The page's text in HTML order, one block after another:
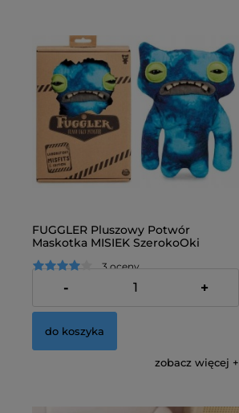
FUGGLER Pluszowy Potwór
Maskotka MISIEK SzerokoOki
3 oceny
49,00 zł
- +
do koszyka
zobacz więcej